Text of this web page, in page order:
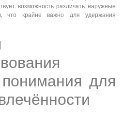
возможность различать наружные
что крайне важно для удержания
для